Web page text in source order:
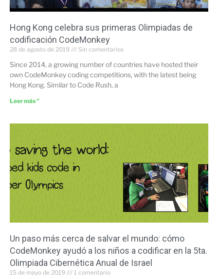
Hong Kong celebra sus primeras Olimpiadas de
codificación CodeMonkey
28 de agosto de 2019 Sin comentarios
Since 2014, a growing number of countries have hosted their
own CodeMonkey coding competitions, with the latest being
Hong Kong. Similar to Code Rush, a
Leer más "
Un paso más cerca de salvar el mundo: cómo
CodeMonkey ayudó a los niños a codificar en la 5ta.
Olimpiada Cibernética Anual de Israel
15 de mayo de 2019 1 comentario